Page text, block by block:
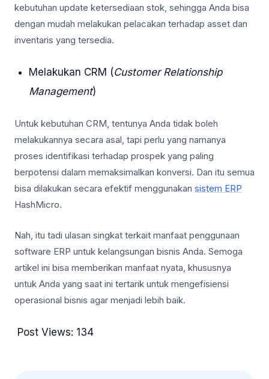
kebutuhan update ketersediaan stok, sehingga Anda bisa
dengan mudah melakukan pelacakan terhadap asset dan
inventaris yang tersedia.
Melakukan CRM (Customer Relationship
Management)
Untuk kebutuhan CRM, tentunya Anda tidak boleh
melakukannya secara asal, tapi perlu yang namanya
proses identifikasi terhadap prospek yang paling
berpotensi dalam memaksimalkan konversi. Dan itu semua
bisa dilakukan secara efektif menggunakan sistem ERP
HashMicro.
Nah, itu tadi ulasan singkat terkait manfaat penggunaan
software ERP untuk kelangsungan bisnis Anda. Semoga
artikel ini bisa memberikan manfaat nyata, khususnya
untuk Anda yang saat ini tertarik untuk mengefisiensi
operasional bisnis agar menjadi lebih baik.
Post Views: 134